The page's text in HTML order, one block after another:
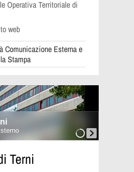
Operativa Territoriale di
web
Comunicazione Esterna e
Stampa
Terni